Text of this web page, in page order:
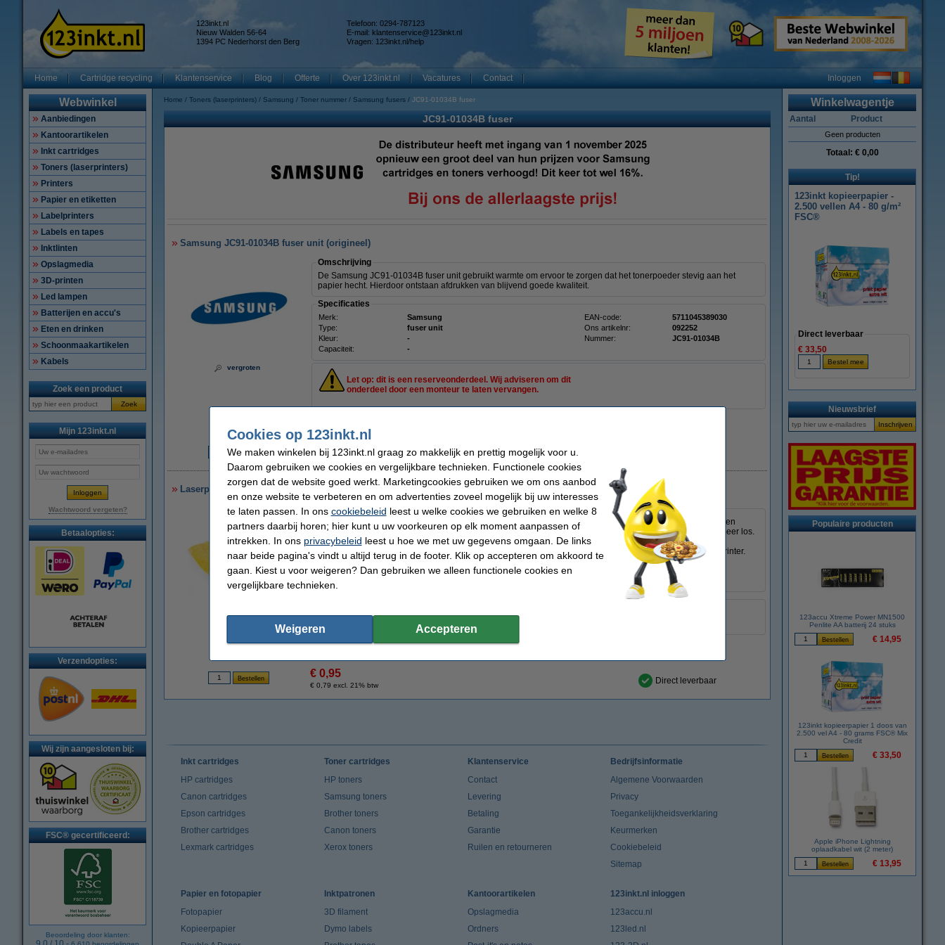
123inkt.nl
Nieuw Walden 56-64
1394 PC Nederhorst den Berg
Telefoon: 0294-787123
E-mail: klantenservice@123inkt.nl
Vragen: 123inkt.nl/help
Home Cartridge recycling Klantenservice Blog Offerte Over 123inkt.nl Vacatures Contact Inloggen
Webwinkel
Aanbiedingen
Kantoorartikelen
Inkt cartridges
Toners (laserprinters)
Printers
Papier en etiketten
Labelprinters
Labels en tapes
Inktlinten
Opslagmedia
3D-printen
Led lampen
Batterijen en accu's
Eten en drinken
Schoonmaakartikelen
Kabels
Zoek een product
Zoek
Mijn 123inkt.nl
Wachtwoord vergeten?
Betaalopties:
Verzendopties:
Wij zijn aangesloten bij:
FSC® gecertificeerd:
Beoordeling door klanten:
Home Toners (laserprinters) Samsung Toner nummer Samsung fusers JC91-01034B fuser
JC91-01034B fuser
Samsung JC91-01034B fuser unit (origineel)
vergroten
Omschrijving
De Samsung JC91-01034B fuser unit gebruikt warmte om ervoor te zorgen dat het tonerpoeder stevig aan het
papier hecht. Hierdoor ontstaan afdrukken van blijvend goede kwaliteit.
Specificaties
Merk: Samsung EAN-code:
5711045389030
Type:
fuser unit Ons artikelnr:
092252
Kleur:
- Nummer:
JC91-01034B
Capaciteit:
-
Let op: dit is een reserveonderdeel. Wij adviseren om dit
onderdeel door een monteur te laten vervangen.
€ 42,50
€ 35,12 excl. 21% btw
Laserprinter reinigingsdoek
Omschrijving
Deze tonerdoek trekt tonerpoeder als een magneet aan en houdt het in de vezels vast. In tegenstelling tot een
gewone stofdoek, die het poeder alleen verspreidt of zelfs doet opwaaien, laat deze doek het poeder niet meer los.
Zelfs de kleinste tonerdeeltjes blijven plakken. Voorkom dat het lastig te verwijderen poeder op uw handen
terechtkomt. De tonerlap kan ook worden gebruikt voor het schoonmaken van de binnenkant van de laserprinter.
Voor het beste resultaat dient u de doek voor gebruik in beide richtingen op te rekken.
Let op: laat de doek niet in aanraking komen met de drum
€ 0,95
€ 0,79 excl. 21% btw Direct leverbaar
Winkelwagentje
Aantal Product
Geen producten
Totaal: € 0,00
Tip!
123inkt kopieerpapier -
2.500 vellen A4 - 80 g/m²
FSC®
Direct leverbaar
€ 33,50
Nieuwsbrief
Populaire producten
123accu Xtreme Power MN1500
Penlite AA batterij 24 stuks
€ 14,95
123inkt kopieerpapier 1 doos van
2.500 vel A4 - 80 grams FSC® Mix
Credit
€ 33,50
Apple iPhone Lightning
oplaadkabel wit (2 meter)
€ 13,95
Inkt cartridges
HP cartridges
Canon cartridges
Epson cartridges
Brother cartridges
Lexmark cartridges
Toner cartridges
HP toners
Samsung toners
Brother toners
Canon toners
Xerox toners
Klantenservice
Contact
Levering
Betaling
Garantie
Ruilen en retourneren
Bedrijfsinformatie
Algemene Voorwaarden
Privacy
Toegankelijkheidsverklaring
Keurmerken
Cookiebeleid
Sitemap
Papier en fotopapier
Fotopapier
Kopieerpapier
Inktpatronen
3D filament
Dymo labels
Kantoorartikelen
Opslagmedia
Ordners
123inkt.nl inloggen
123accu.nl
123led.nl
Cookies op 123inkt.nl
We maken winkelen bij 123inkt.nl graag zo makkelijk en prettig mogelijk voor u.
Daarom gebruiken we cookies en vergelijkbare technieken. Functionele cookies
zorgen dat de website goed werkt. Marketingcookies gebruiken we om ons aanbod
en onze website te verbeteren en om advertenties zoveel mogelijk bij uw interesses
te laten passen. In ons cookiebeleid leest u welke cookies we gebruiken en welke 8
partners daarbij horen; hier kunt u uw voorkeuren op elk moment aanpassen of
intrekken. In ons privacybeleid leest u hoe we met uw gegevens omgaan. De links
naar beide pagina's vindt u altijd terug in de footer. Klik op accepteren om akkoord te
gaan. Kiest u voor weigeren? Dan gebruiken we alleen functionele cookies en
vergelijkbare technieken.
Weigeren Accepteren